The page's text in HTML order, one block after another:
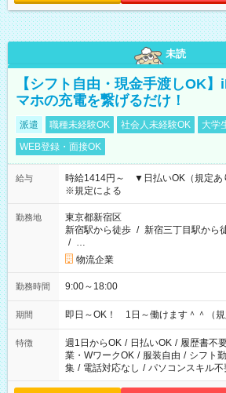
未読
【シフト自由・現金手渡しOK
マホの充電を繋げるだけ！
派遣 職種未経験OK 社会人未経験OK 大学
WEB登録・面接OK
給与
時給1414円～ ▼日払いOK（規定
※規定による
勤務地
東京都新宿区
新宿駅から徒歩 / 新宿三丁目駅から
/ …
物流企業
勤務時間 9:00～18:00
期間 即日～OK！ 1日～働けます＾＾（規
特徴 週1日からOK / 日払いOK / 履歴書不
業・WワークOK / 服装自由 / シフト
集 / 電話対応なし / パソコンスキル不